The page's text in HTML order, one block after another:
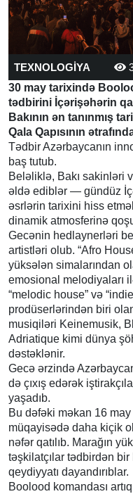
TEXNOLOGİYA
30 may tarixində
tədbirini İçərişəhərin
Bakının ən tanınmış
Qala Qapısının
Tədbir Azərbaycanın
baş tutub.
Beləliklə, Bakı sakinləri
əldə ediblər — gündüz
əsrlərin tarixini hiss
dinamik atmosferinə
Gecənin hedlaynerləri
artistləri olub. “Afro
yüksələn simalarından
emosional melodiyaları
“melodic house” və
prodüserlərindən biri
musiqiləri Keinemusik,
Adriatique kimi dünya
dəstəklənir.
Gecə ərzində
də çıxış edərək
yaşadıb.
Bu dəfəki məkan 16
müqayisədə daha kiçik
nəfər qatılıb. Marağın
təşkilatçılar tədbirdən
qeydiyyatı dayandırıblar.
Boolood komandası